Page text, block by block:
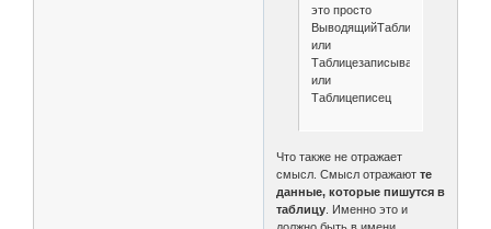
это просто
ВыводящийТаблицы
или
Таблицезаписыватель
или
Таблицеписец
Что также не отражает
смысл. Смысл отражаютте
данные, которые пишутся в
таблицу . Именно это и